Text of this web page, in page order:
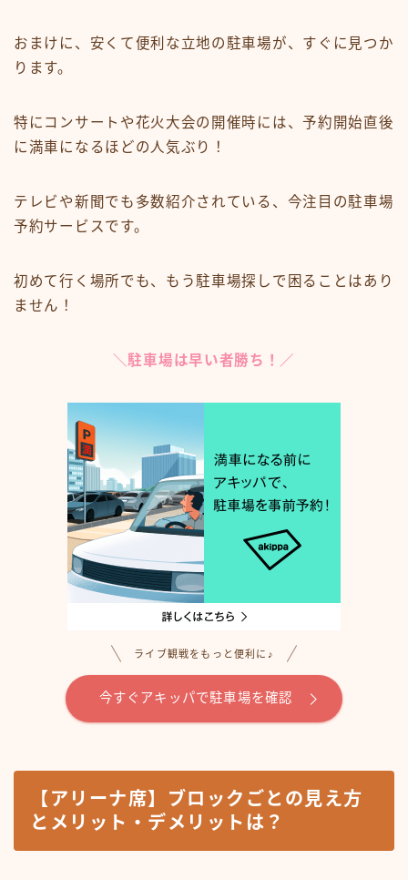
おまけに、安くて便利な立地の駐車場が、すぐに見つか
ります。
特にコンサートや花火大会の開催時には、予約開始直後
に満車になるほどの人気ぶり！
テレビや新聞でも多数紹介されている、今注目の駐車場
予約サービスです。
初めて行く場所でも、もう駐車場探しで困ることはあり
ません！
＼駐車場は早い者勝ち！／
ライブ観戦をもっと便利に♪
今すぐアキッパで駐車場を確認
【アリーナ席】ブロックごとの見え方
とメリット・デメリットは？